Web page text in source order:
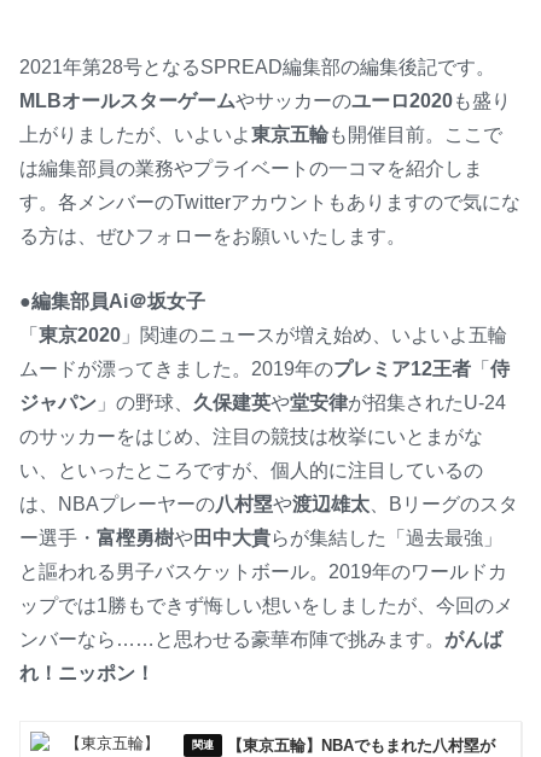
2021年第28号となるSPREAD編集部の編集後記です。
MLBオールスターゲームやサッカーのユーロ2020も盛り
上がりましたが、いよいよ東京五輪も開催目前。ここで
は編集部員の業務やプライベートの一コマを紹介しま
す。各メンバーのTwitterアカウントもありますので気にな
る方は、ぜひフォローをお願いいたします。
●編集部員Ai＠坂女子
「東京2020 」関連のニュースが増え始め、いよいよ五輪
ムードが漂ってきました。2019年のプレミア12王者 「侍
ジャパン 」の野球、 久保建英や堂安律が招集されたU-24
のサッカーをはじめ、注目の競技は枚挙にいとまがな
い、といったところですが、個人的に注目しているの
は、NBAプレーヤーの八村塁や渡辺雄太 、Bリーグのスタ
ー選手・富樫勇樹や田中大貴らが集結した「過去最強」
と謳われる男子バスケットボール。2019年のワールドカ
ップでは1勝もできず悔しい想いをしましたが、今回のメ
ンバーなら……と思わせる豪華布陣で挑みます。 がんば
れ！ニッポン！
【東京五輪】NBAでもまれた八村塁が